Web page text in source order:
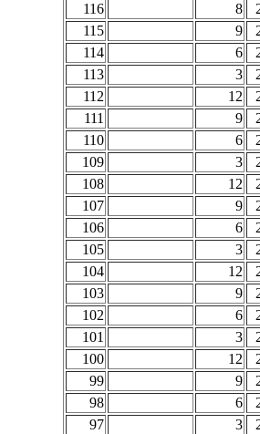
116
8
115
9
114
6
113
3
112
12
111
9
110
6
109
3
108
12
107
9
106
6
105
3
104
12
103
9
102
6
101
3
100
12
99
9
98
6
97
3